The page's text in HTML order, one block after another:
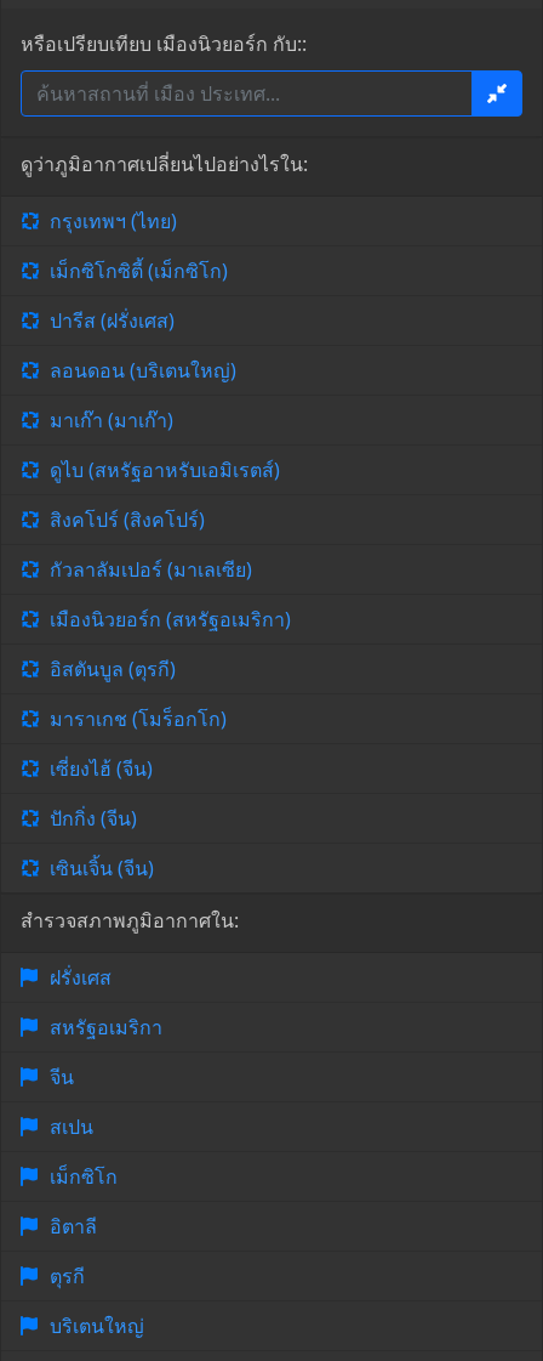
หรือเปรียบเทียบ เมืองนิวยอร์ก กับ::
ดูว่าภูมิอากาศเปลี่ยนไปอย่างไรใน:
กรุงเทพฯ (ไทย)
เม็กซิโกซิตี้ (เม็กซิโก)
ปารีส (ฝรั่งเศส)
ลอนดอน (บริเตนใหญ่)
มาเก๊า (มาเก๊า)
ดูไบ (สหรัฐอาหรับเอมิเรตส์)
สิงคโปร์ (สิงคโปร์)
กัวลาลัมเปอร์ (มาเลเซีย)
เมืองนิวยอร์ก (สหรัฐอเมริกา)
อิสตันบูล (ตุรกี)
มาราเกช (โมร็อกโก)
เซี่ยงไฮ้ (จีน)
ปักกิ่ง (จีน)
เซินเจิ้น (จีน)
สำรวจสภาพภูมิอากาศใน:
ฝรั่งเศส
สหรัฐอเมริกา
จีน
สเปน
เม็กซิโก
อิตาลี
ตุรกี
บริเตนใหญ่